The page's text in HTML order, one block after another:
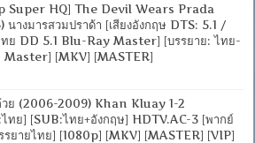
Super HQ] The Devil Wears Prada
นางมารสวมปราด้า [เสียงอังกฤษ DTS: 5.1 /
ย DD 5.1 Blu-Ray Master] [บรรยาย: ไทย-
Master] [MKV] [MASTER]
วย (2006-2009) Khan Kluay 1-2
ทย] [SUB:ไทย+อังกฤษ] HDTV.AC-3 [พากย์
รยายไทย] [1080p] [MKV] [MASTER] [VIP]